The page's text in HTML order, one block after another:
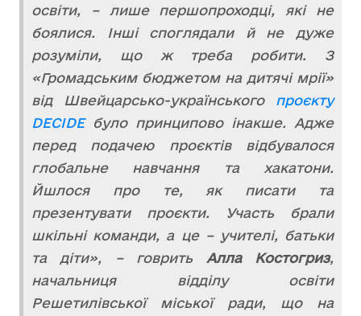
освіти, – лише першопроходці, які не
боялися. Інші споглядали й не дуже
розуміли, що ж треба робити. З
«Громадським бюджетом на дитячі мрії»
від Швейцарсько-українського
проєкту
DECIDEбуло принципово інакше. Адже
перед подачею проєктів відбувалося
глобальне навчання та хакатони.
Йшлося про те, як писати та
презентувати проєкти. Участь брали
шкільні команди, а це – учителі, батьки
та діти», – говрить Алла Костогриз,
начальниця відділу освіти
Решетилівської міської ради, що на